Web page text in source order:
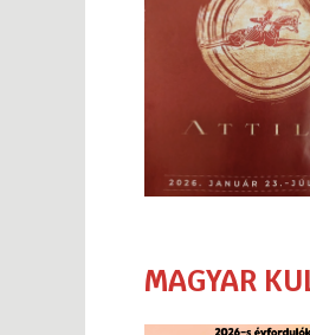
MAGYAR